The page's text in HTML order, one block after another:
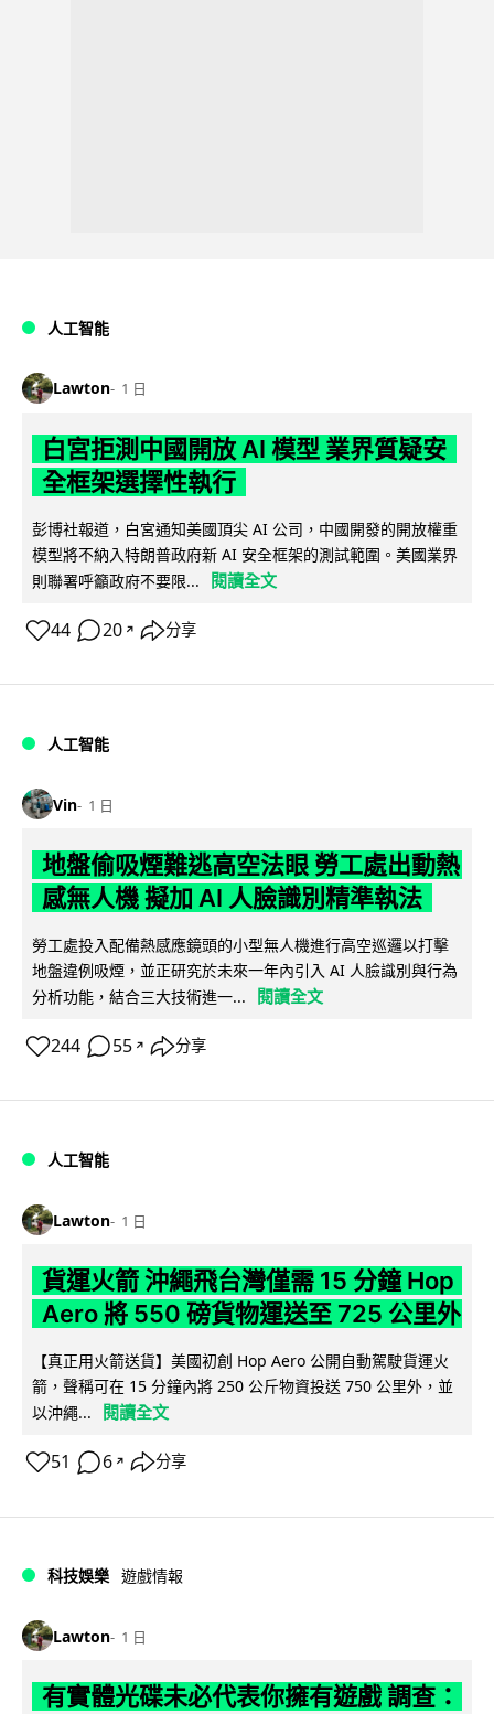
人工智能
Lawton 1 日
白宮拒測中國開放 AI 模型 業界質疑安
全框架選擇性執行
彭博社報道，白宮通知美國頂尖 AI 公司，中國開發的開放權重
模型將不納入特朗普政府新 AI 安全框架的測試範圍。美國業界
則聯署呼籲政府不要限...
閱讀全文
44 20 ↗ 分享
人工智能
Vin 1 日
地盤偷吸煙難逃高空法眼 勞工處出動熱
感無人機 擬加 AI 人臉識別精準執法
勞工處投入配備熱感應鏡頭的小型無人機進行高空巡邏以打擊
地盤違例吸煙，並正研究於未來一年內引入 AI 人臉識別與行為
分析功能，結合三大技術進一...
閱讀全文
244 55 ↗ 分享
人工智能
Lawton 1 日
貨運火箭 沖繩飛台灣僅需 15 分鐘 Hop
Aero 將 550 磅貨物運送至 725 公里外
【真正用火箭送貨】美國初創 Hop Aero 公開自動駕駛貨運火
箭，聲稱可在 15 分鐘內將 250 公斤物資投送 750 公里外，並
以沖繩...
閱讀全文
51 6 ↗ 分享
科技娛樂 遊戲情報
Lawton 1 日
有實體光碟未必代表你擁有遊戲 調查：